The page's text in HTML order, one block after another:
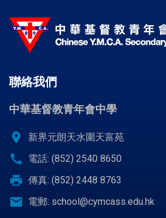
聯絡我們
中華基督教青年會中學
location_on 新界元朗天水圍天富苑
call 電話: (852) 2540 8650
print 傳真: (852) 2448 8763
email 電郵: school@cymcass.edu.hk